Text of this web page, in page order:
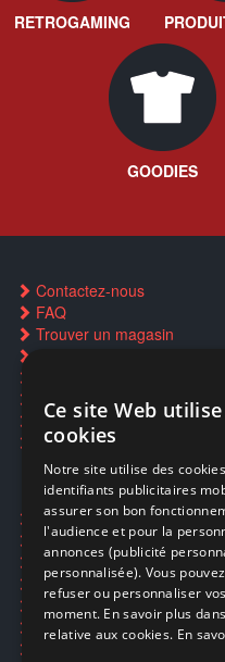
RETROGAMING
GOODIES
Contactez-nous
FAQ
Trouver un magasin
Restauration CD griffés
Réparations & SAV
Smartpoints
Ecogaming
Expédition & retours
Confidentialité
Conditions générales
EA Sport UFC 6
Call of Duty: Modern
Rachat et revente de jeux
Ce site Web
cookies
Notre site utilise des
identifiants publicitaires
assurer son bon
l'audience et pour la
annonces (publicité
personnalisée). Vous
refuser ou personnaliser
moment. En savoir plus
relative aux cookies. En